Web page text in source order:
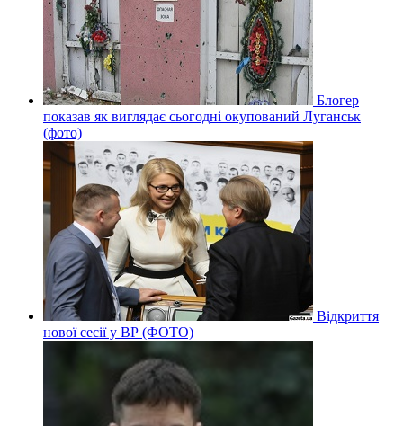
Блогер
показав як виглядає сьогодні окупований Луганськ
(фото)
Відкриття
нової сесії у ВР (ФОТО)